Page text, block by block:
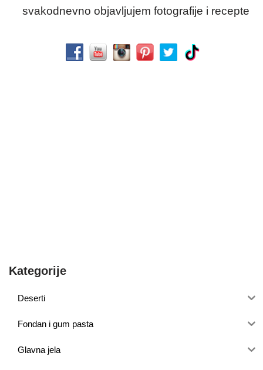
svakodnevno objavljujem fotografije i recepte
Kategorije
Deserti
Fondan i gum pasta
Glavna jela